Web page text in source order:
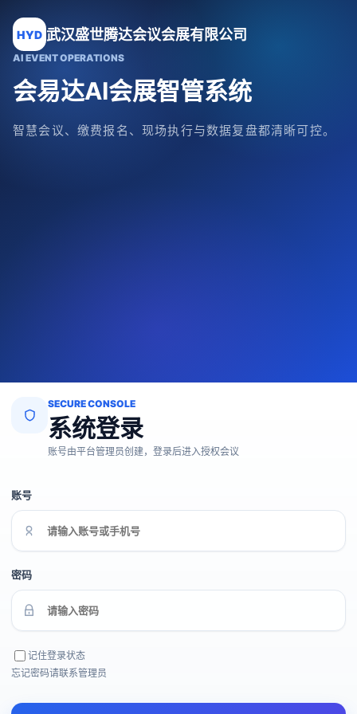
HYD 武汉盛世腾达会议会展有限公司
AI EVENT OPERATIONS
会易达AI会展智管系统
智慧会议、缴费报名、现场执行与数据复盘都清晰可控。
SECURE CONSOLE
系统登录
账号由平台管理员创建，登录后进入授权会议
账号
密码
记住登录状态
忘记密码请联系管理员